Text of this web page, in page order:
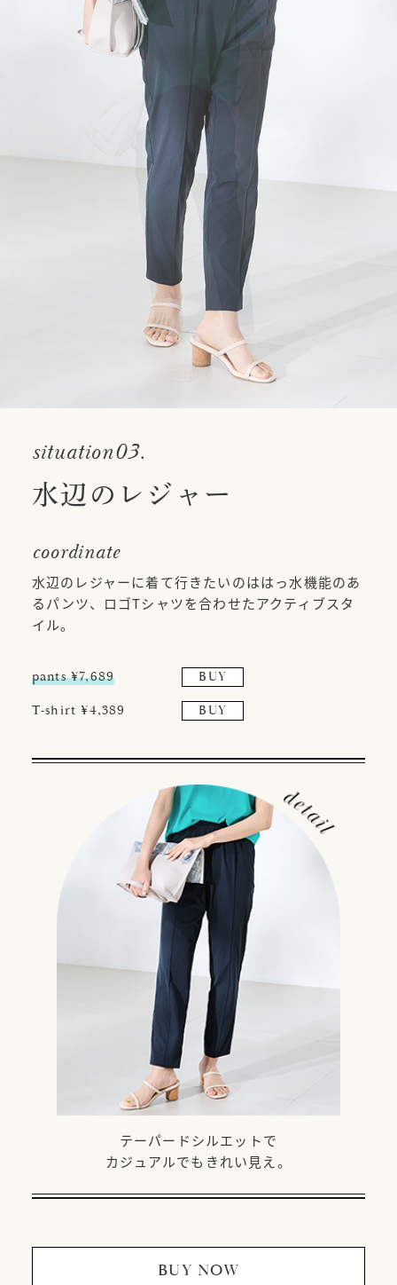
situation03.
水辺のレジャー
coordinate
水辺のレジャーに着て行きたいのははっ水機能のあ
るパンツ、ロゴTシャツを合わせたアクティブスタ
イル。
pants ¥7,689 BUY
T-shirt ¥4,389 BUY
テーパードシルエットで
カジュアルでもきれい見え。
BUY NOW